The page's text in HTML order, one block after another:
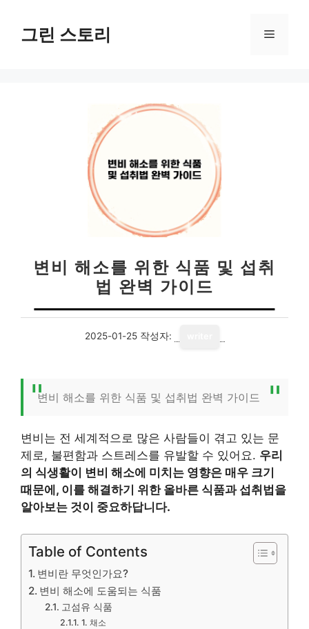
그린 스토리 메
변비 해소를 위한 식품 및 섭취
법 완벽 가이드
2025-01-25 작성자:
변비 해소를 위한 식품 및 섭취법 완벽 가이드
변비는 전 세계적으로 많은 사람들이 겪고 있는 문
제로, 불편함과 스트레스를 유발할 수 있어요. 우리
의 식생활이 변비 해소에 미치는 영향은 매우 크기
때문에, 이를 해결하기 위한 올바른 식품과 섭취법을
알아보는 것이 중요하답니다.
Table of Contents
변비란 무엇인가요?
변비 해소에 도움되는 식품
고섬유 식품
1. 채소